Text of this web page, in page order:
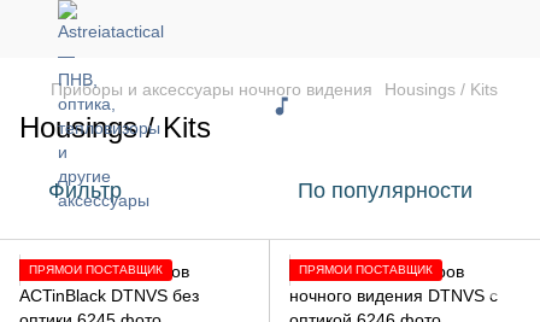
Приборы и аксессуары ночного видения Housings / Kits
Housings / Kits
Фильтр По популярности
ПРЯМОЙ ПОСТАВЩИК ПРЯМОЙ ПОСТАВЩИК